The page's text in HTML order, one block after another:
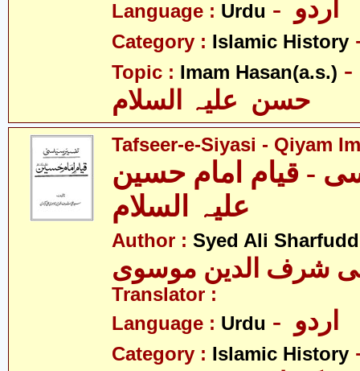
Language : Urdu
Category : Islamic History
Topic : Imam Hasan(a.s.) - امام
حسن علیہ السلام
Tafseer-e-Siyasi - Qiyam
- قیام امام حسین
علیہ السلام
Author : Syed Ali
شرف الدین موسوی
Translator :
Language : Urdu
Category : Islamic History